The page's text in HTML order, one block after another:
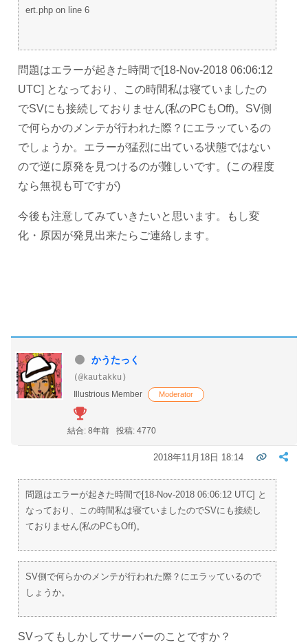
ert.php on line 6
問題はエラーが起きた時間で[18-Nov-2018 06:06:12
UTC] となっており、この時間私は寝ていましたの
でSVにも接続しておりません(私のPCもOff)。SV側
で何らかのメンテが行われた際？にエラッているの
でしょうか。エラーが猛烈に出ている状態ではない
ので逆に原発を見つけるのが難しいです。(この程度
なら無視も可ですが)
今後も注意してみていきたいと思います。もし変
化・原因が発見出来たらご連絡します。
かうたっく
(@kautakku)
Illustrious Member
Moderator
結合: 8年前 投稿: 4770
2018年11月18日 18:14
問題はエラーが起きた時間で[18-Nov-2018 06:06:12 UTC] と
なっており、この時間私は寝ていましたのでSVにも接続し
ておりません(私のPCもOff)。
SV側で何らかのメンテが行われた際？にエラッているので
しょうか。
SVってもしかしてサーバーのことですか？